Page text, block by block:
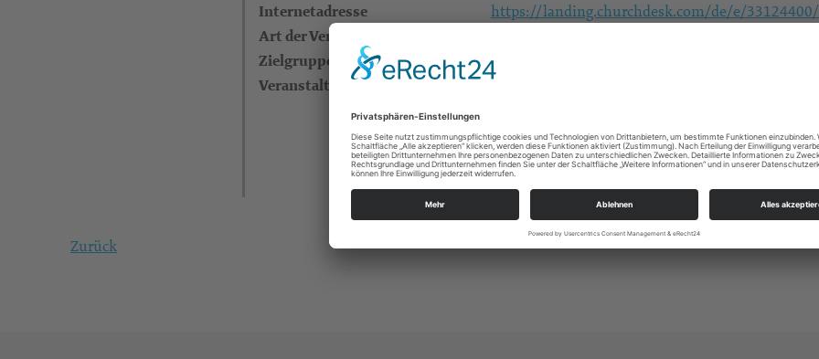
Internetadresse https://landing.churchdesk.com/de/e/
Art der Veranstaltung
Zielgruppe Alle
Veranstalter KG Dresden-Ost
01257 Dresden
kg.dresden-ost@evlks.de
Zurück